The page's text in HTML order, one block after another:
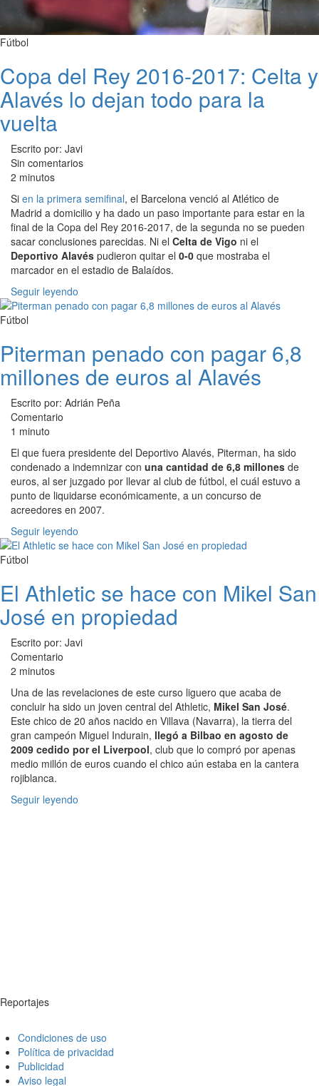
Fútbol
Copa del Rey 2016-2017: Celta y
Alavés lo dejan todo para la
vuelta
Escrito por: Javi
Sin comentarios
2 minutos
Si en la primera semifinal, el Barcelona venció al Atlético de
Madrid a domicilio y ha dado un paso importante para estar en la
final de la Copa del Rey 2016-2017, de la segunda no se pueden
sacar conclusiones parecidas. Ni el Celta de Vigo ni el
Deportivo Alavés pudieron quitar el 0-0 que mostraba el
marcador en el estadio de Balaídos.
Seguir leyendo
Fútbol
Piterman penado con pagar 6,8
millones de euros al Alavés
Escrito por: Adrián Peña
Comentario
1 minuto
El que fuera presidente del Deportivo Alavés, Piterman, ha sido
condenado a indemnizar con una cantidad de 6,8 millones de
euros, al ser juzgado por llevar al club de fútbol, el cuál estuvo a
punto de liquidarse económicamente, a un concurso de
acreedores en 2007.
Seguir leyendo
Fútbol
El Athletic se hace con Mikel San
José en propiedad
Escrito por: Javi
Comentario
2 minutos
Una de las revelaciones de este curso liguero que acaba de
concluir ha sido un joven central del Athletic, Mikel San José.
Este chico de 20 años nacido en Villava (Navarra), la tierra del
gran campeón Miguel Indurain, llegó a Bilbao en agosto de
2009 cedido por el Liverpool, club que lo compró por apenas
medio millón de euros cuando el chico aún estaba en la cantera
rojiblanca.
Seguir leyendo
Reportajes
Condiciones de uso
Política de privacidad
Publicidad
Aviso legal